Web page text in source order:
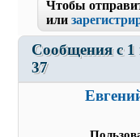
Чтобы
или
Сообщения с 1
37